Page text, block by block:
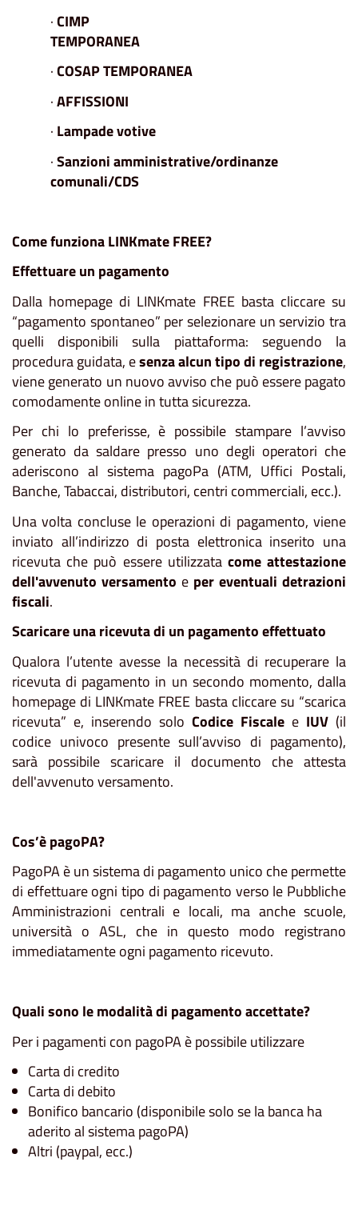
·CIMP
TEMPORANEA
·COSAP TEMPORANEA
·AFFISSIONI
· Lampade votive
·Sanzioni amministrative/ordinanze
comunali/CDS
Come funziona LINKmate FREE?
Effettuare un pagamento
Dalla homepage di LINKmate FREE basta cliccare su
“pagamento spontaneo” per selezionare un servizio tra
quelli disponibili sulla piattaforma: seguendo la
procedura guidata, esenza alcun tipo di registrazione,
viene generato un nuovo avviso che può essere pagato
comodamente online in tutta sicurezza.
Per chi lo preferisse, è possibile stampare l’avviso
generato da saldare presso uno degli operatori che
aderiscono al sistema pagoPa (ATM, Uffici Postali,
Banche, Tabaccai, distributori, centri commerciali, ecc.).
Una volta concluse le operazioni di pagamento, viene
inviato all’indirizzo di posta elettronica inserito una
ricevuta che può essere utilizzata come attestazione
dell'avvenuto versamento e per eventuali detrazioni
fiscali.
Scaricare una ricevuta di un pagamento effettuato
Qualora l’utente avesse la necessità di recuperare la
ricevuta di pagamento in un secondo momento, dalla
homepage di LINKmate FREE basta cliccare su “scarica
ricevuta” e, inserendo solo Codice Fiscale e IUV (il
codice univoco presente sull’avviso di pagamento),
sarà possibile scaricare il documento che attesta
dell'avvenuto versamento.
Cos’è pagoPA?
PagoPA è un sistema di pagamento unico che permette
di effettuare ogni tipo di pagamento verso le Pubbliche
Amministrazioni centrali e locali, ma anche scuole,
università o ASL, che in questo modo registrano
immediatamente ogni pagamento ricevuto.
Quali sono le modalità di pagamento accettate?
Per i pagamenti con pagoPA è possibile utilizzare
Carta di credito
Carta di debito
Bonifico bancario (disponibile solo se la banca ha
aderito al sistema pagoPA)
Altri (paypal, ecc.)